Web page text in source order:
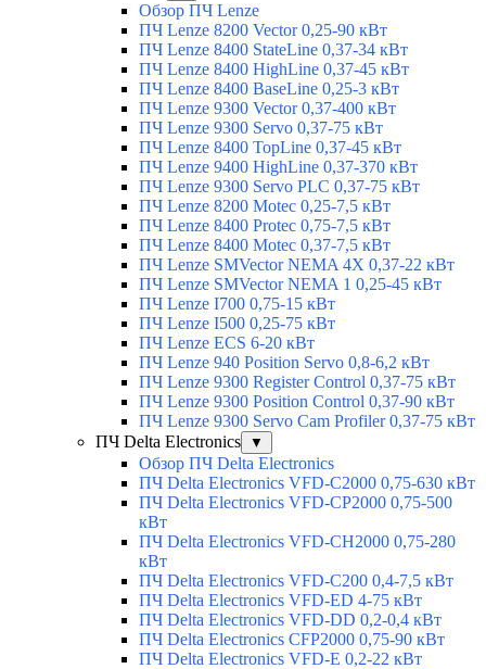
Обзор ПЧ Lenze
ПЧ Lenze 8200 Vector 0,25-90 кВт
ПЧ Lenze 8400 StateLine 0,37-34 кВт
ПЧ Lenze 8400 HighLine 0,37-45 кВт
ПЧ Lenze 8400 BaseLine 0,25-3 кВт
ПЧ Lenze 9300 Vector 0,37-400 кВт
ПЧ Lenze 9300 Servo 0,37-75 кВт
ПЧ Lenze 8400 TopLine 0,37-45 кВт
ПЧ Lenze 9400 HighLine 0,37-370 кВт
ПЧ Lenze 9300 Servo PLC 0,37-75 кВт
ПЧ Lenze 8200 Motec 0,25-7,5 кВт
ПЧ Lenze 8400 Protec 0,75-7,5 кВт
ПЧ Lenze 8400 Motec 0,37-7,5 кВт
ПЧ Lenze SMVector NEMA 4X 0,37-22 кВт
ПЧ Lenze SMVector NEMA 1 0,25-45 кВт
ПЧ Lenze I700 0,75-15 кВт
ПЧ Lenze I500 0,25-75 кВт
ПЧ Lenze ECS 6-20 кВт
ПЧ Lenze 940 Position Servo 0,8-6,2 кВт
ПЧ Lenze 9300 Register Control 0,37-75 кВт
ПЧ Lenze 9300 Position Control 0,37-90 кВт
ПЧ Lenze 9300 Servo Cam Profiler 0,37-75 кВт
ПЧ Delta Electronics
▼
Обзор ПЧ Delta Electronics
ПЧ Delta Electronics VFD-C2000 0,75-630 кВт
ПЧ Delta Electronics VFD-CP2000 0,75-500
кВт
ПЧ Delta Electronics VFD-CH2000 0,75-280
кВт
ПЧ Delta Electronics VFD-C200 0,4-7,5 кВт
ПЧ Delta Electronics VFD-ED 4-75 кВт
ПЧ Delta Electronics VFD-DD 0,2-0,4 кВт
ПЧ Delta Electronics CFP2000 0,75-90 кВт
ПЧ Delta Electronics VFD-E 0,2-22 кВт